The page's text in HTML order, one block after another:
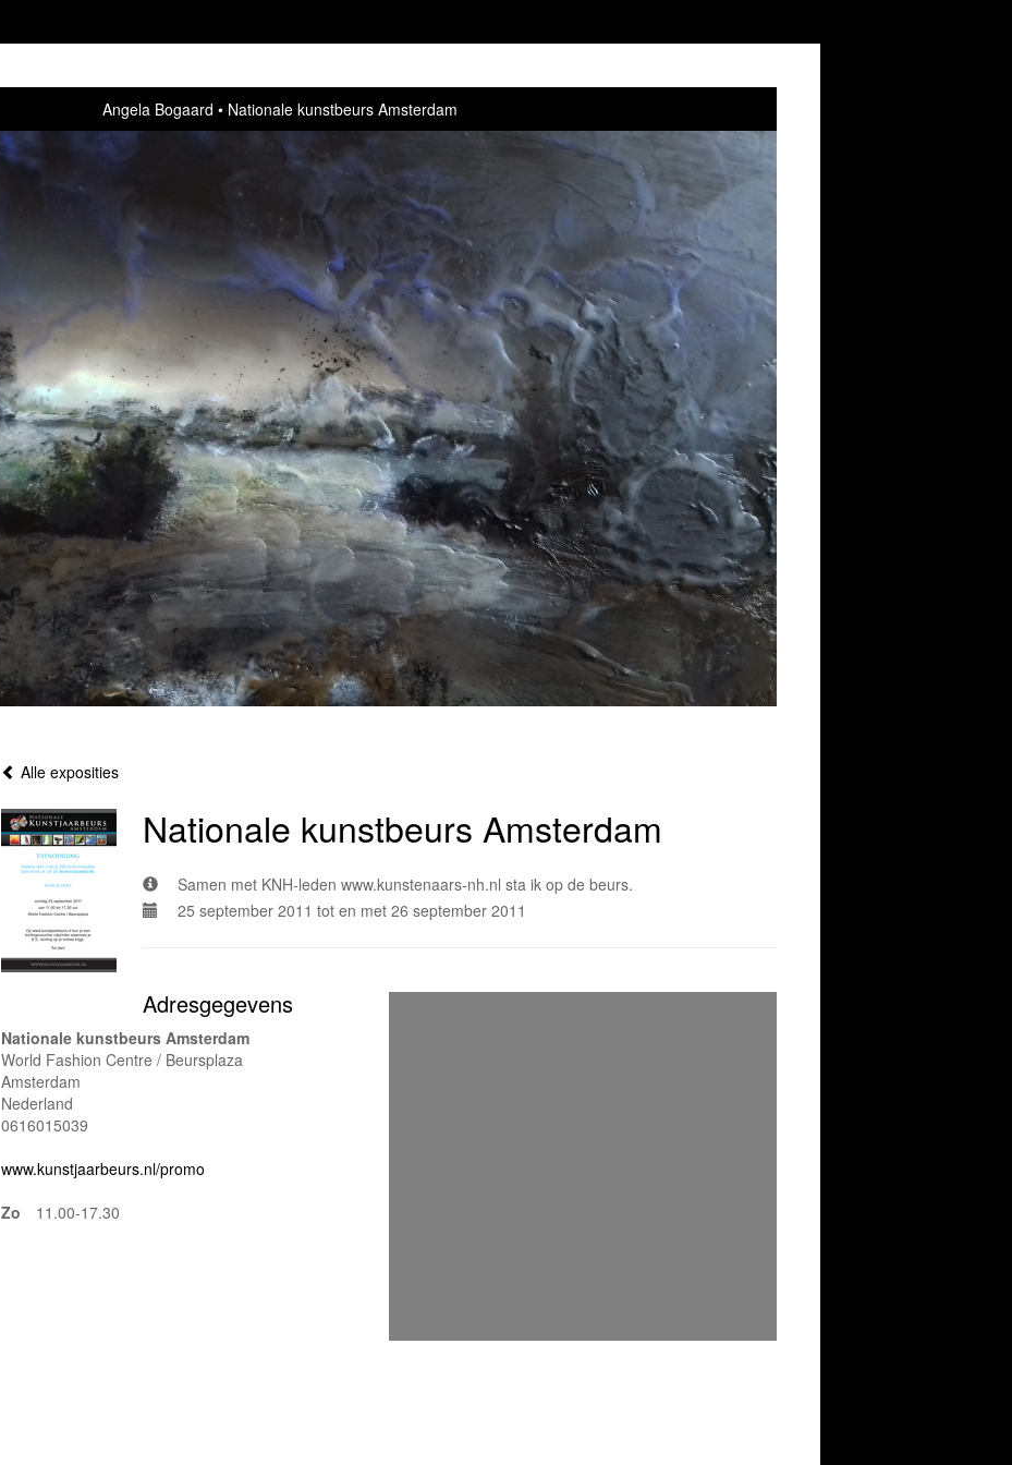
Angela Bogaard Nationale kunstbeurs Amsterdam
Alle exposities
Nationale kunstbeurs Amsterdam
Samen met KNH-leden www.kunstenaars-nh.nl sta ik op de beurs.
25 september 2011 tot en met 26 september 2011
Adresgegevens
Nationale kunstbeurs Amsterdam
World Fashion Centre / Beursplaza
Amsterdam
Nederland
0616015039
www.kunstjaarbeurs.nl/promo
Zo
11.00-17.30